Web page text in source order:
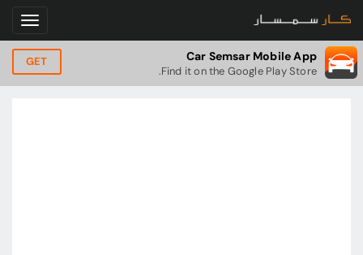
Car Semsar Mobile App
Find it on the Google Play Store.
GET